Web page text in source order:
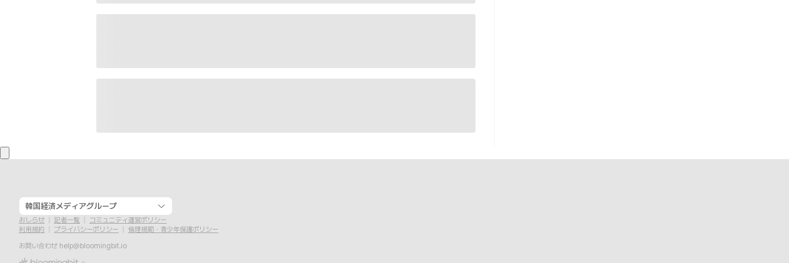
韓国経済メディアグループ
おしらせ 記者一覧
コミュニティ運営ポリシー
利用規約
プライバシーポリシー
倫理規範・青少年保護ポリシー
お問い合わせ help@bloomingbit.io